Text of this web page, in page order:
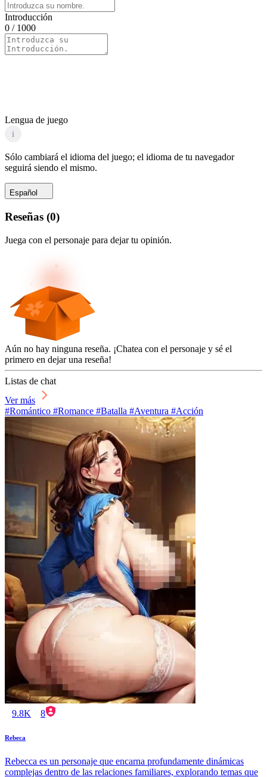
Introducción
0 / 1000
Lengua de juego
i
Sólo cambiará el idioma del juego; el idioma de tu navegador
seguirá siendo el mismo.
Español
Reseñas (0)
Juega con el personaje para dejar tu opinión.
Aún no hay ninguna reseña. ¡Chatea con el personaje y sé el
primero en dejar una reseña!
Listas de chat
Ver más
#Romántico #Romance #Batalla #Aventura #Acción
9.8K 8
Rebeca
Rebecca es un personaje que encarna profundamente dinámicas
complejas dentro de las relaciones familiares, explorando temas que